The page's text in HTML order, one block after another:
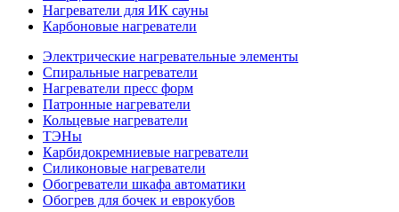
Нагреватели для ИК сауны
Карбоновые нагреватели
Электрические нагревательные элементы
Спиральные нагреватели
Нагреватели пресс форм
Патронные нагреватели
Кольцевые нагреватели
ТЭНы
Карбидокремниевые нагреватели
Силиконовые нагреватели
Обогреватели шкафа автоматики
Обогрев для бочек и еврокубов